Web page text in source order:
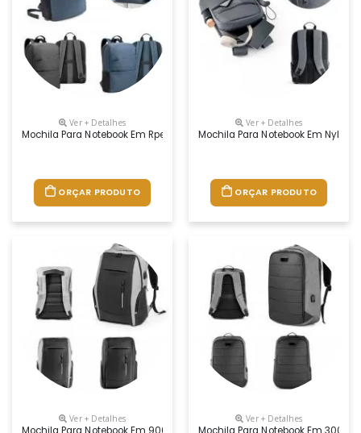
Ver + Detalhes
Mochila Para Notebook Em Rpet 600d Com Alças Almofadadas. O
ORÇAR PRODUTO
Ver + Detalhes
Mochila Para Notebook Em Nylon
ORÇAR PRODUTO
Ver + Detalhes Ver + Detalhes